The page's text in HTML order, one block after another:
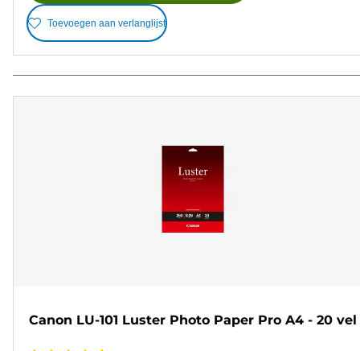
Toevoegen aan verlanglijst
Canon LU-101 Luster Photo Paper Pro A4 - 20 vel